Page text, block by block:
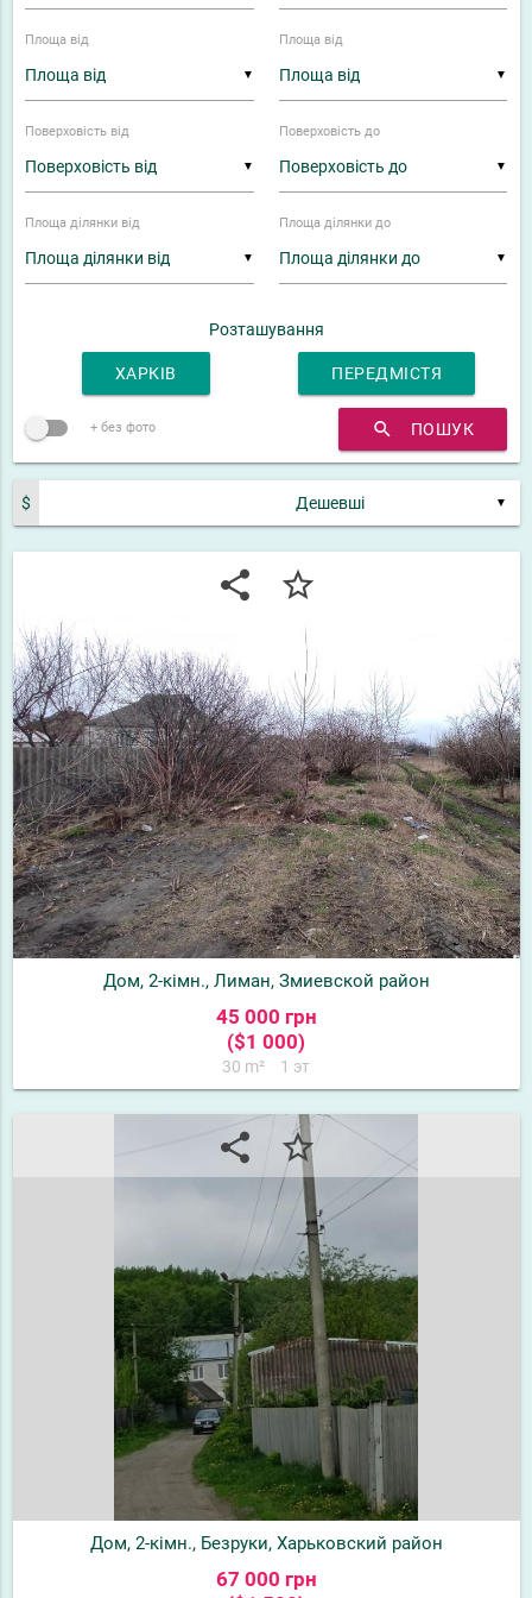
▼
Площа від
▼
Площа від
▼
Поверховість від
▼
Поверховість до
▼
Площа ділянки від
▼
Площа ділянки до
Розташування
ХАРКІВ ПЕРЕДМІСТЯ
+ без фото search ПОШУК
$ ▼
share star_border
Дом, 2-кімн., Лиман, Змиевской район
45 000 грн
($1 000)
30 m² 1 эт
share star_border
Дом, 2-кімн., Безруки, Харьковский район
67 000 грн